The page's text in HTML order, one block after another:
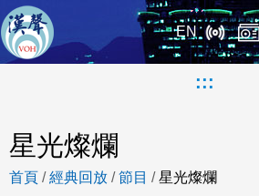
EN
:::
星光燦爛
首頁 /經典回放 /節目 /星光燦爛